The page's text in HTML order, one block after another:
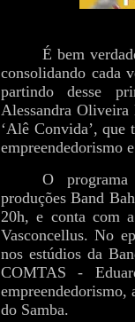
É bem
consolidando cada
partindo desse
Alessandra
‘Alê Convida’, que
empreendedorismo
O
produções Band
20h, e conta com
Vasconcellus. No
nos estúdios da
COMTAS -
empreendedorismo,
do Samba.